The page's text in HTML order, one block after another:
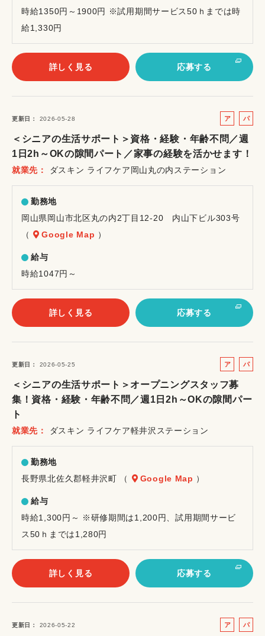
時給1350円～1900円 ※試用期間サービス50ｈまでは時
給1,330円
詳しく見る 応募する
更新日 2026-05-28
ア
バ
イ
ト
パ
ト
＜シニアの生活サポート＞資格・経験・年齢不問／週
1日2h～OKの隙間パート／家事の経験を活かせます！
就業先 ダスキン ライフケア岡山丸の内ステーション
勤務地
岡山県岡山市北区丸の内2丁目12-20 内山下ビル303号
（
Google Map ）
給与
時給1047円～
詳しく見る 応募する
更新日 2026-05-25
ア
バ
イ
パ
＜シニアの生活サポート＞オープニングスタッフ募
集！資格・経験・年齢不問／週1日2h～OKの隙間パー
ト
就業先 ダスキン ライフケア軽井沢ステーション
勤務地
長野県北佐久郡軽井沢町 （
Google Map ）
給与
時給1,300円～ ※研修期間は1,200円、試用期間サービ
ス50ｈまでは1,280円
詳しく見る 応募する
更新日 2026-05-22
ア
パ